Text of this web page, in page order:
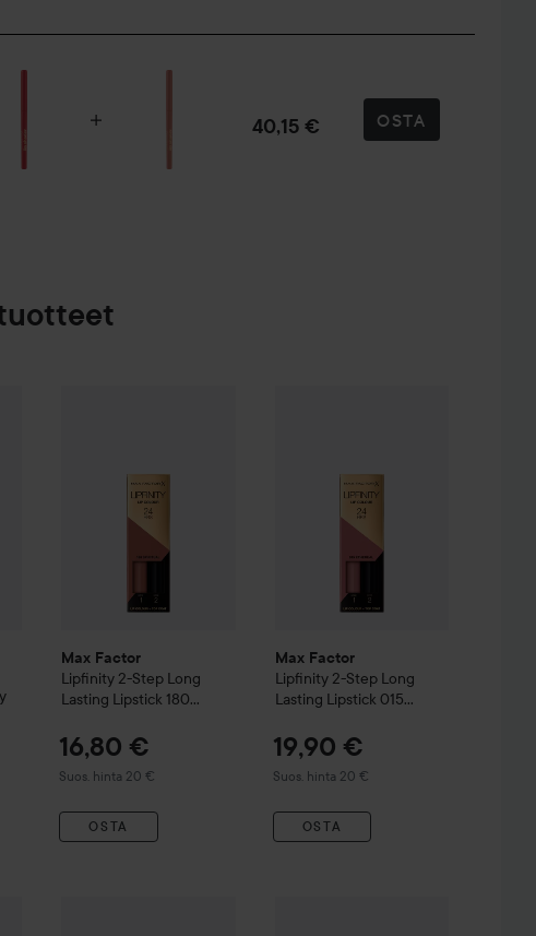
40,15 € OSTA
Max Factor
Lipfinity 2-Step Long
Lasting Lipstick 180
16,80 €
Suos. hinta 20 €
Suositeltu hinta 20 €
OSTA
Max Factor
Lipfinity 2-Step Long
Lasting Lipstick 015
19,90 €
Suos. hinta 20 €
Suositeltu hinta 20 €
OSTA